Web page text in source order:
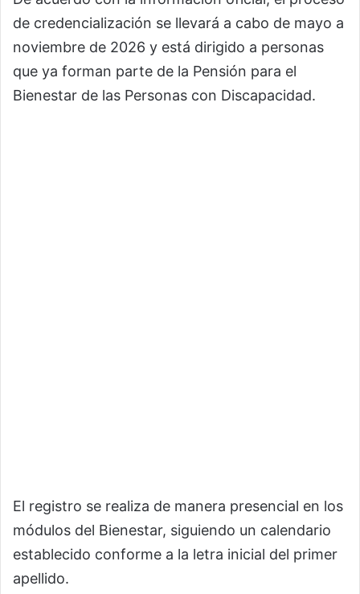
de credencialización se llevará a cabo de mayo a
noviembre de 2026 y está dirigido a personas
que ya forman parte de la Pensión para el
Bienestar de las Personas con Discapacidad.
El registro se realiza de manera presencial en los
módulos del Bienestar, siguiendo un calendario
establecido conforme a la letra inicial del primer
apellido.